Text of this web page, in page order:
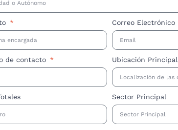
Correo Electrónico
de contacto Ubicación Principal
Sector Principal